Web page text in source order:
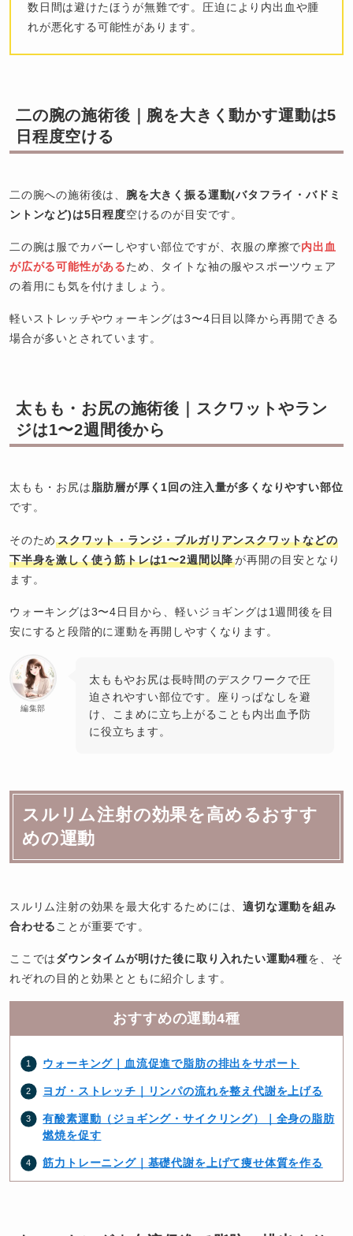
数日間は避けたほうが無難です。圧迫により内出血や腫
れが悪化する可能性があります。
二の腕の施術後｜腕を大きく動かす運動は5
日程度空ける
二の腕への施術後は、 腕を大きく振る運動(バタフライ・バドミ
ントンなど)は5日程度空けるのが目安です。
二の腕は服でカバーしやすい部位ですが、衣服の摩擦で内出血
が広がる可能性があるため、タイトな袖の服やスポーツウェア
の着用にも気を付けましょう。
軽いストレッチやウォーキングは3〜4日目以降から再開できる
場合が多いとされています。
太もも・お尻の施術後｜スクワットやラン
ジは1〜2週間後から
太もも・お尻は脂肪層が厚く1回の注入量が多くなりやすい部位
です。
そのためスクワット・ランジ・ブルガリアンスクワットなどの
下半身を激しく使う筋トレは1〜2週間以降が再開の目安となり
ます。
ウォーキングは3〜4日目から、軽いジョギングは1週間後を目
安にすると段階的に運動を再開しやすくなります。
編集部
太ももやお尻は長時間のデスクワークで圧
迫されやすい部位です。座りっぱなしを避
け、こまめに立ち上がることも内出血予防
に役立ちます。
スルリム注射の効果を高めるおすす
めの運動
スルリム注射の効果を最大化するためには、適切な運動を組み
合わせる ことが重要です。
ここではダウンタイムが明けた後に取り入れたい運動4種を、そ
れぞれの目的と効果とともに紹介します。
おすすめの運動4種
ウォーキング｜血流促進で脂肪の排出をサポート
ヨガ・ストレッチ｜リンパの流れを整え代謝を上げる
有酸素運動（ジョギング・サイクリング）｜全身の脂肪
燃焼を促す
筋力トレーニング｜基礎代謝を上げて痩せ体質を作る